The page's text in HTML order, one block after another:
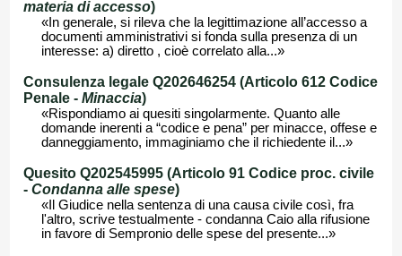
materia di accesso)
«In generale, si rileva che la legittimazione all’accesso a
documenti amministrativi si fonda sulla presenza di un
interesse: a) diretto , cioè correlato alla...»
Consulenza legale Q202646254 (Articolo 612 Codice
Penale - Minaccia)
«Rispondiamo ai quesiti singolarmente. Quanto alle
domande inerenti a “codice e pena” per minacce, offese e
danneggiamento, immaginiamo che il richiedente il...»
Quesito Q202545995 (Articolo 91 Codice proc. civile
- Condanna alle spese)
«Il Giudice nella sentenza di una causa civile così, fra
l'altro, scrive testualmente - condanna Caio alla rifusione
in favore di Sempronio delle spese del presente...»